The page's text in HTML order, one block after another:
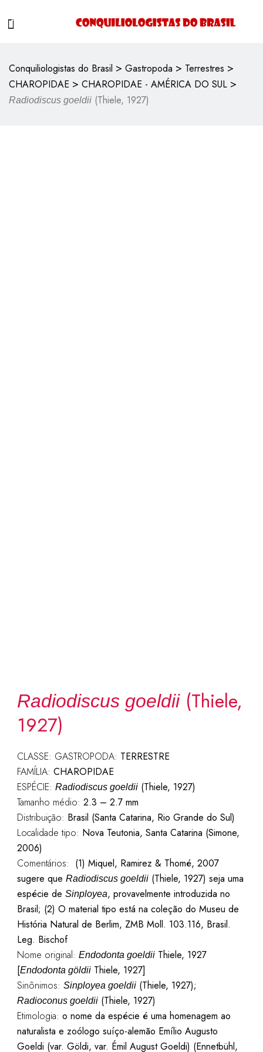
Conquiliologistas do Brasil > Gastropoda > Terrestres >
CHAROPIDAE > CHAROPIDAE - AMÉRICA DO SUL >
Radiodiscus goeldii (Thiele, 1927)
Radiodiscus goeldii(Thiele,
1927)
CLASSE: GASTROPODA: TERRESTRE
FAMÍLIA: CHAROPIDAE
ESPÉCIE: Radiodiscus goeldii(Thiele, 1927)
Tamanho médio: 2.3 – 2.7 mm
Distribuição: Brasil (Santa Catarina, Rio Grande do Sul)
Localidade tipo: Nova Teutonia, Santa Catarina (Simone,
2006)
Comentários: (1) Miquel, Ramirez & Thomé, 2007
sugere que Radiodiscus goeldii(Thiele, 1927) seja uma
espécie de Sinployea, provavelmente introduzida no
Brasil; (2) O material tipo está na coleção do Museu de
História Natural de Berlim, ZMB Moll. 103.116, Brasil.
Leg. Bischof
Nome original: Endodonta goeldiiThiele, 1927
[Endodonta göldiiThiele, 1927]
Sinônimos: Sinployea goeldii(Thiele, 1927);
Radioconus goeldii(Thiele, 1927)
Etimologia: o nome da espécie é uma homenagem ao
naturalista e zoólogo suíço-alemão Emílio Augusto
Goeldi (var. Göldi, var. Émil August Goeldi) (Ennetbühl,